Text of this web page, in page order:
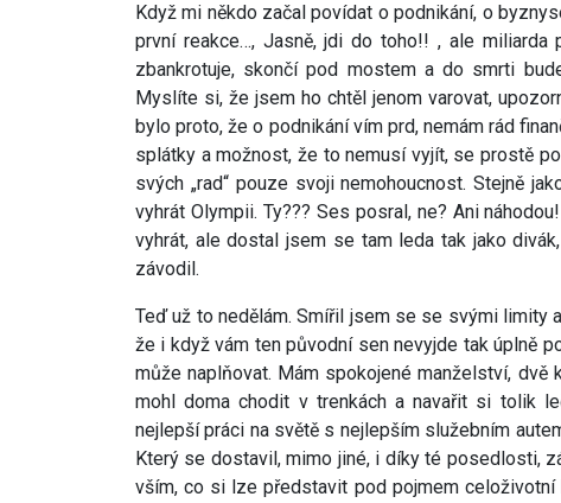
Když mi někdo začal povídat o podnikání, o
první reakce…, Jasně, jdi do toho!! , ale miliarda
zbankrotuje, skončí pod mostem a do smrti
Myslíte si, že jsem ho chtěl jenom varovat,
bylo proto, že o podnikání vím prd, nemám rád
splátky a možnost, že to nemusí vyjít, se prostě
svých „rad“ pouze svoji nemohoucnost. Stejně
vyhrát Olympii. Ty??? Ses posral, ne? Ani
vyhrát, ale dostal jsem se tam leda tak jako
závodil.
Teď už to nedělám. Smířil jsem se se svými limity
že i když vám ten původní sen nevyjde tak úplně
může naplňovat. Mám spokojené manželství, dvě
mohl doma chodit v trenkách a navařit si tolik
nejlepší práci na světě s nejlepším služebním
Který se dostavil, mimo jiné, i díky té posedlosti,
vším, co si lze představit pod pojmem